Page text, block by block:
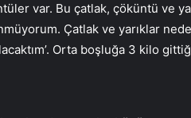
var. Bu çatlak, çöküntü ve
Çatlak ve yarıklar
Orta boşluğa 3 kilo